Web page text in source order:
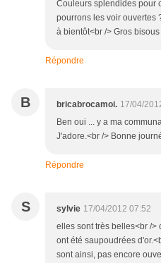
Couleurs splendides pour
pourrons les voir ouvertes
à bientôt<br /> Gros bisous
Répondre
B bricabrocamoi. 17/04/
Ben oui ... y a ma
J'adore.<br /> Bonne
Répondre
S sylvie 17/04/2012 07:52
elles sont très belles<br /
ont été saupoudrées
sont ainsi, pas encore